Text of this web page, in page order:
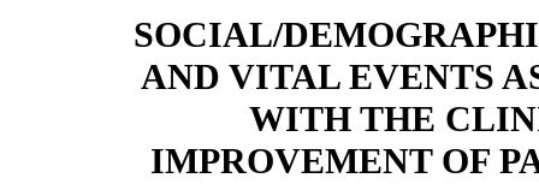
SOCIAL/
AND VITAL EVENTS
WITH THE
IMPROVEMENT OF